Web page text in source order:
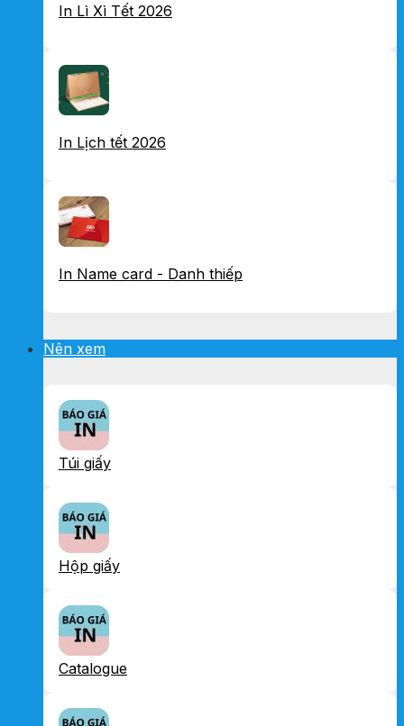
In Lì Xì Tết 2026
In Lịch tết 2026
In Name card - Danh thiếp
Nên xem
Túi giấy
Hộp giấy
Catalogue